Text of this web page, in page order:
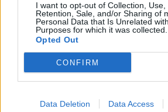
I want to opt-out of Collection, Use,
Retention, Sale, and/or Sharing of
Personal Data that Is Unrelated
Purposes for which it was collected.
Opted Out
CONFIRM
Data Deletion Data Access